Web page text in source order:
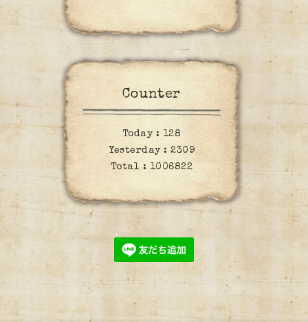
Counter
Today : 128
Yesterday : 2309
Total : 1006822